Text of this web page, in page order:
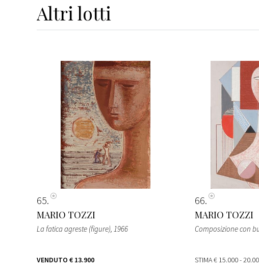
Altri lotti
65
MARIO TOZZI
La fatica agreste (figure), 1966
VENDUTO € 13.900
66
MARIO TOZZI
Composizione con
STIMA€ 15.000 -